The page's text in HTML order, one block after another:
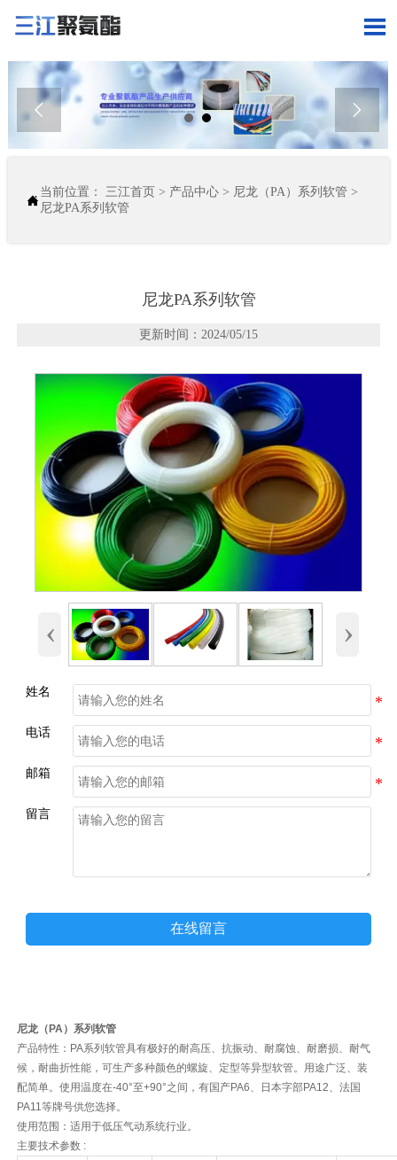

 

当前位置： 三江首页 > 产品中心> 尼龙（PA）系列软管 >
尼龙PA系列软管
尼龙PA系列软管
更新时间：2024/05/15
‹ ›
姓名
电话
邮箱
留言
在线留言
尼龙（PA）系列软管
产品特性：PA系列软管具有极好的耐高压、抗振动、耐腐蚀、耐磨损、耐气
候，耐曲折性能，可生产多种颜色的螺旋、定型等异型软管。用途广泛、装
配简单。使用温度在-40°至+90°之间，有国产PA6、日本字部PA12、法国
PA11等牌号供您选择。
使用范围：适用于低压气动系统行业。
主要技术参数 :